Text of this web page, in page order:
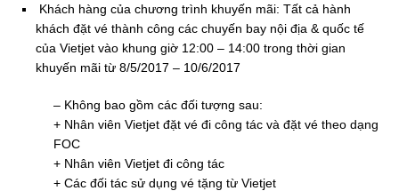
Khách hàng của chương trình khuyến mãi: Tất cả hành
khách đặt vé thành công các chuyến bay nội địa & quốc tế
của Vietjet vào khung giờ 12:00 – 14:00 trong thời gian
khuyến mãi từ 8/5/2017 – 10/6/2017
– Không bao gồm các đối tượng sau:
+ Nhân viên Vietjet đặt vé đi công tác và đặt vé theo dạng
FOC
+ Nhân viên Vietjet đi công tác
+ Các đối tác sử dụng vé tặng từ Vietjet